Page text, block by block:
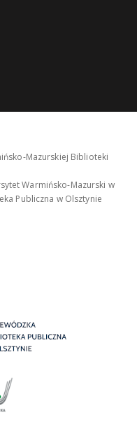
Mazurskiej Biblioteki
Warmińsko-Mazurski w
Publiczna w Olsztynie